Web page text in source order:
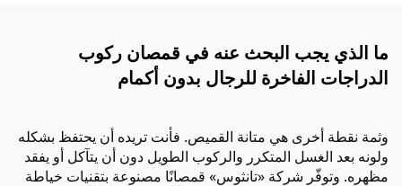
ما الذي يجب البحث عنه في قمصان ركوب
الدراجات الفاخرة للرجال بدون أكمام
وثمة نقطة أخرى هي متانة القميص. فأنت تريده أن يحتفظ بشكله
ولونه بعد الغسل المتكرر والركوب الطويل دون أن يتآكل أو يفقد
مظهره. وتوفّر شركة «تانثوس» قمصانًا مصنوعة بتقنيات خياطة